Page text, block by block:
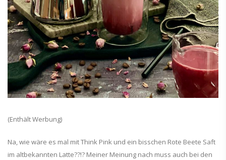
(Enthält Werbung)
Na, wie wäre es mal mit Think Pink und ein bisschen Rote Beete Saft
im altbekannten Latte??!? Meiner Meinung nach muss auch bei den